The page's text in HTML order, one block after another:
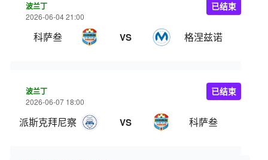
波兰丁
2026-06-04 21:00
科萨叁 VS 格涅兹诺
已结束
波兰丁
2026-06-07 18:00
派斯克拜尼察 VS 科萨叁
已结束